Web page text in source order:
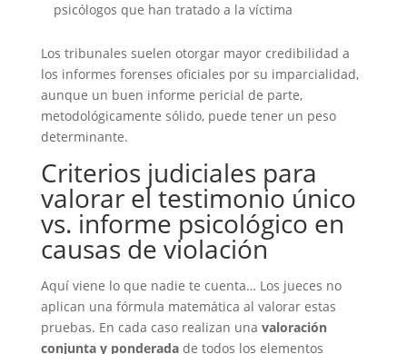
psicólogos que han tratado a la víctima
Los tribunales suelen otorgar mayor credibilidad a
los informes forenses oficiales por su imparcialidad,
aunque un buen informe pericial de parte,
metodológicamente sólido, puede tener un peso
determinante.
Criterios judiciales para
valorar el testimonio único
vs. informe psicológico en
causas de violación
Aquí viene lo que nadie te cuenta… Los jueces no
aplican una fórmula matemática al valorar estas
pruebas. En cada caso realizan una valoración
conjunta y ponderadade todos los elementos